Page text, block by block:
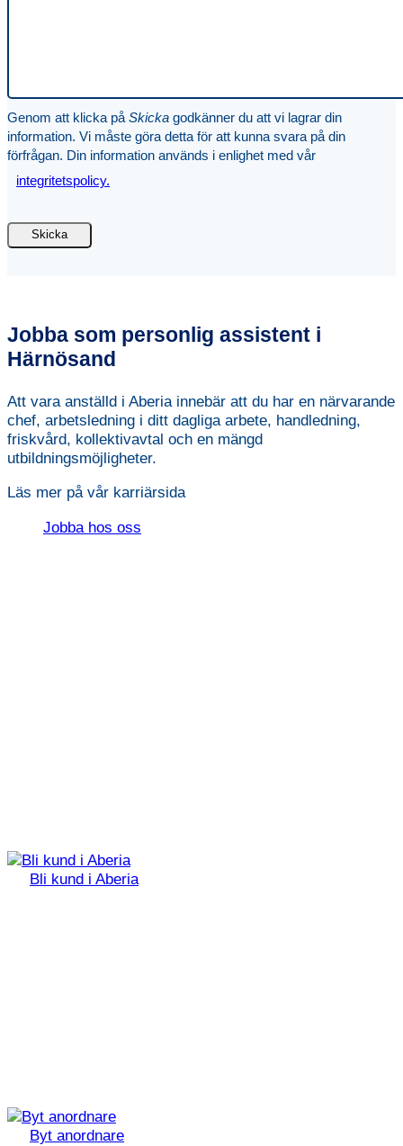
Genom att klicka på Skicka godkänner du att vi lagrar din
information. Vi måste göra detta för att kunna svara på din
förfrågan. Din information används i enlighet med vår
integritetspolicy.
Jobba som personlig assistent i
Härnösand
Att vara anställd i Aberia innebär att du har en närvarande
chef, arbetsledning i ditt dagliga arbete, handledning,
friskvård, kollektivavtal och en mängd
utbildningsmöjligheter.
Läs mer på vår karriärsida
Jobba hos oss
Bli kund i Aberia
Byt anordnare